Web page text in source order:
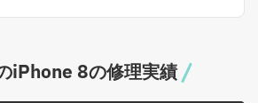
iPhone 8の修理実績